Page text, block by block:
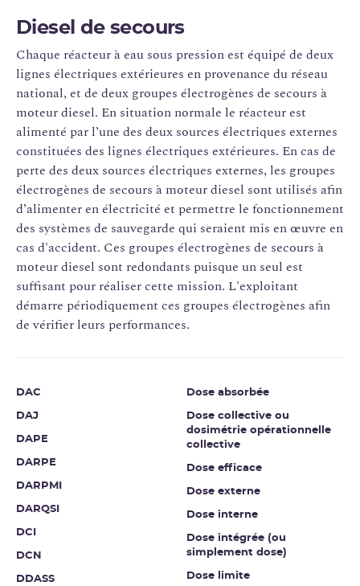
Diesel de secours
Chaque réacteur à eau sous pression est équipé de deux
lignes électriques extérieures en provenance du réseau
national, et de deux groupes électrogènes de secours à
moteur diesel. En situation normale le réacteur est
alimenté par l’une des deux sources électriques externes
constituées des lignes électriques extérieures. En cas de
perte des deux sources électriques externes, les groupes
électrogènes de secours à moteur diesel sont utilisés afin
d’alimenter en électricité et permettre le fonctionnement
des systèmes de sauvegarde qui seraient mis en œuvre en
cas d'accident. Ces groupes électrogènes de secours à
moteur diesel sont redondants puisque un seul est
suffisant pour réaliser cette mission. L'exploitant
démarre périodiquement ces groupes électrogènes afin
de vérifier leurs performances.
DAC
DAJ
DAPE
DARPE
DARPMI
DARQSI
DCI
DCN
DDASS
Dose absorbée
Dose collective ou
dosimétrie opérationnelle
collective
Dose efficace
Dose externe
Dose interne
Dose intégrée (ou
simplement dose)
Dose limite